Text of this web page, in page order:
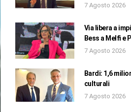
7 Agosto 2026
Via libera a
Bess a Melfi e
7 Agosto 2026
Bardi: 1,6
culturali
7 Agosto 2026